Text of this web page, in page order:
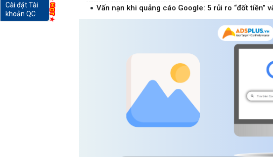
Vấn nạn khi quảng cáo Google: 5 rủi ro “đốt tiền”
Cài đặt Tài
khoản QC